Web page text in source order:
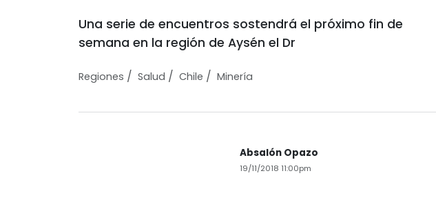
Una serie de encuentros sostendrá el próximo fin de
semana en la región de Aysén el Dr
Regiones / Salud / Chile / Minería
Absalón Opazo
19/11/2018 11:00pm